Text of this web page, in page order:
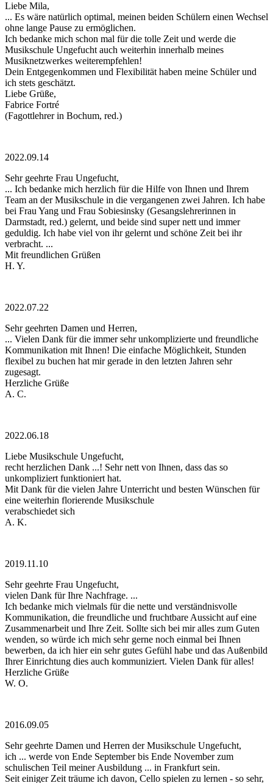
Liebe Mila,
... Es wäre natürlich optimal, meinen beiden Schülern einen Wechsel
ohne lange Pause zu ermöglichen.
Ich bedanke mich schon mal für die tolle Zeit und werde die
Musikschule Ungefucht auch weiterhin innerhalb meines
Musiknetzwerkes weiterempfehlen!
Dein Entgegenkommen und Flexibilität haben meine Schüler und
ich stets geschätzt.
Liebe Grüße,
Fabrice Fortré
(Fagottlehrer in Bochum, red.)
2022.09.14
Sehr geehrte Frau Ungefucht,
... Ich bedanke mich herzlich für die Hilfe von Ihnen und Ihrem
Team an der Musikschule in die vergangenen zwei Jahren. Ich habe
bei Frau Yang und Frau Sobiesinsky (Gesangslehrerinnen in
Darmstadt, red.) gelernt, und beide sind super nett und immer
geduldig. Ich habe viel von ihr gelernt und schöne Zeit bei ihr
verbracht. ...
Mit freundlichen Grüßen
H. Y.
2022.07.22
Sehr geehrten Damen und Herren,
... Vielen Dank für die immer sehr unkomplizierte und freundliche
Kommunikation mit Ihnen! Die einfache Möglichkeit, Stunden
flexibel zu buchen hat mir gerade in den letzten Jahren sehr
zugesagt.
Herzliche Grüße
A. C.
2022.06.18
Liebe Musikschule Ungefucht,
recht herzlichen Dank ...! Sehr nett von Ihnen, dass das so
unkompliziert funktioniert hat.
Mit Dank für die vielen Jahre Unterricht und besten Wünschen für
eine weiterhin florierende Musikschule
verabschiedet sich
A. K.
2019.11.10
Sehr geehrte Frau Ungefucht,
vielen Dank für Ihre Nachfrage. ...
Ich bedanke mich vielmals für die nette und verständnisvolle
Kommunikation, die freundliche und fruchtbare Aussicht auf eine
Zusammenarbeit und Ihre Zeit. Sollte sich bei mir alles zum Guten
wenden, so würde ich mich sehr gerne noch einmal bei Ihnen
bewerben, da ich hier ein sehr gutes Gefühl habe und das Außenbild
Ihrer Einrichtung dies auch kommuniziert. Vielen Dank für alles!
Herzliche Grüße
W. O.
2016.09.05
Sehr geehrte Damen und Herren der Musikschule Ungefucht,
ich ... werde von Ende September bis Ende November zum
schulischen Teil meiner Ausbildung ... in Frankfurt sein.
Seit einiger Zeit träume ich davon, Cello spielen zu lernen - so sehr,